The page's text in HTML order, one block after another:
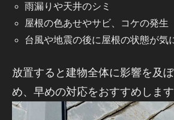
雨漏りや天井のシミ
屋根の色あせやサビ、コケの発生
台風や地震の後に屋根の状態が気
放置すると建物全体に影響を及
め、早めの対応をおすすめします